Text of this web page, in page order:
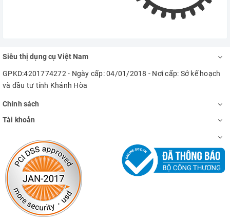
Siêu thị dụng cụ Việt Nam
GPKD:4201774272 - Ngày cấp: 04/01/2018 - Nơi cấp: Sở kế hoạch
và đầu tư tỉnh Khánh Hòa
Chính sách
Tài khoản